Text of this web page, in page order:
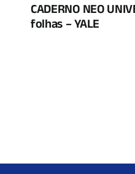
CADERNO NEO
folhas – YALE